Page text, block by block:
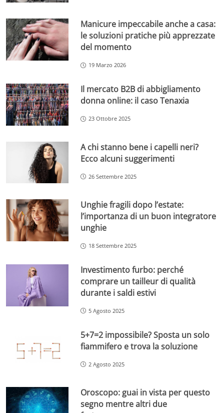
Manicure impeccabile anche a casa:
le soluzioni pratiche più apprezzate
del momento
19 Marzo 2026
Il mercato B2B di abbigliamento
donna online: il caso Tenaxia
23 Ottobre 2025
A chi stanno bene i capelli neri?
Ecco alcuni suggerimenti
26 Settembre 2025
Unghie fragili dopo l’estate:
l’importanza di un buon integratore
unghie
18 Settembre 2025
Investimento furbo: perché
comprare un tailleur di qualità
durante i saldi estivi
5 Agosto 2025
5+7=2 impossibile? Sposta un solo
fiammifero e trova la soluzione
2 Agosto 2025
Oroscopo: guai in vista per questo
segno mentre altri due